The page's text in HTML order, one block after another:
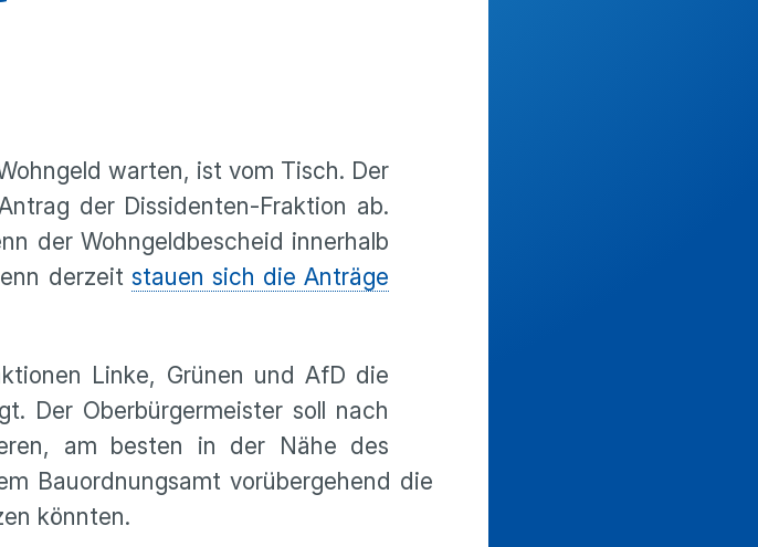
warten, ist vom Tisch. Der
der Dissidenten-Fraktion ab.
der Wohngeldbescheid innerhalb
derzeit stauen sich die Anträge
Linke, Grünen und AfD die
Der Oberbürgermeister soll nach
am besten in der Nähe des
Bauordnungsamt vorübergehend die
könnten.